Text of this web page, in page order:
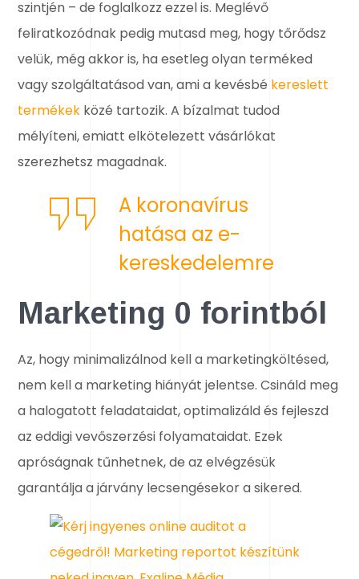
szintjén – de foglalkozz ezzel is. Meglévő
feliratkozódnak pedig mutasd meg, hogy tőrődsz
velük, még akkor is, ha esetleg olyan terméked
vagy szolgáltatásod van, ami a kevésbé kereslett
termékek közé tartozik. A bízalmat tudod
mélyíteni, emiatt elkötelezett vásárlókat
szerezhetsz magadnak.
A koronavírus
hatása az e-
kereskedelemre
Marketing 0 forintból
Az, hogy minimalizálnod kell a marketingköltésed,
nem kell a marketing hiányát jelentse. Csináld meg
a halogatott feladataidat, optimalizáld és fejleszd
az eddigi vevőszerzési folyamataidat. Ezek
apróságnak tűnhetnek, de az elvégzésük
garantálja a járvány lecsengésekor a sikered.